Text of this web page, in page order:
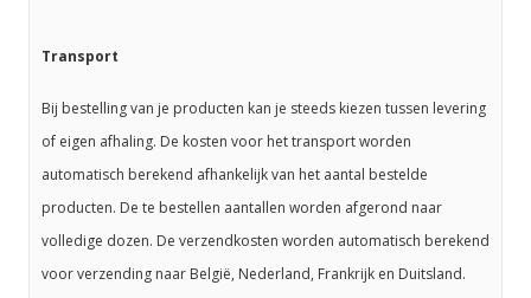
Transport
Bij bestelling van je producten kan je steeds kiezen tussen levering
of eigen afhaling. De kosten voor het transport worden
automatisch berekend afhankelijk van het aantal bestelde
producten. De te bestellen aantallen worden afgerond naar
volledige dozen. De verzendkosten worden automatisch berekend
voor verzending naar België, Nederland, Frankrijk en Duitsland.